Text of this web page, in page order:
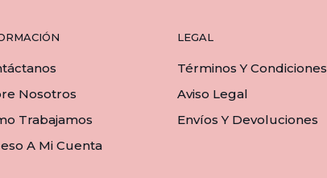
Las
pueden
elegir
Nosotros
Trabajamos
A Mi Cuenta
LEGAL
Términos Y Condiciones
Aviso Legal
Envíos Y Devoluciones